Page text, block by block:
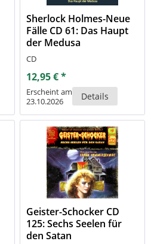
Sherlock Holmes-Neue
Fälle CD 61: Das Haupt
der Medusa
CD
12,95 € *
Erscheint am
23.10.2026
Details
Geister-Schocker CD
125: Sechs Seelen für
den Satan